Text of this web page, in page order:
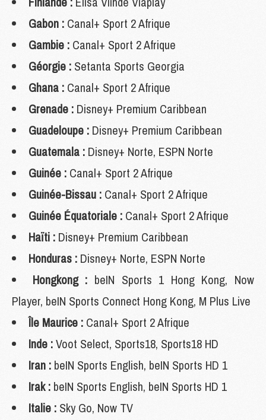
Gabon : Canal+ Sport 2 Afrique
Gambie : Canal+ Sport 2 Afrique
Géorgie : Setanta Sports Georgia
Ghana : Canal+ Sport 2 Afrique
Grenade : Disney+ Premium Caribbean
Guadeloupe : Disney+ Premium Caribbean
Guatemala : Disney+ Norte, ESPN Norte
Guinée : Canal+ Sport 2 Afrique
Guinée-Bissau : Canal+ Sport 2 Afrique
Guinée Équatoriale : Canal+ Sport 2 Afrique
Haïti : Disney+ Premium Caribbean
Honduras : Disney+ Norte, ESPN Norte
Hongkong : beIN Sports 1 Hong Kong, Now
Player, beIN Sports Connect Hong Kong, M Plus Live
Île Maurice : Canal+ Sport 2 Afrique
Inde :Voot Select, Sports18, Sports18 HD
Iran : beIN Sports English, beIN Sports HD 1
Irak : beIN Sports English, beIN Sports HD 1
Italie : Sky Go, Now TV